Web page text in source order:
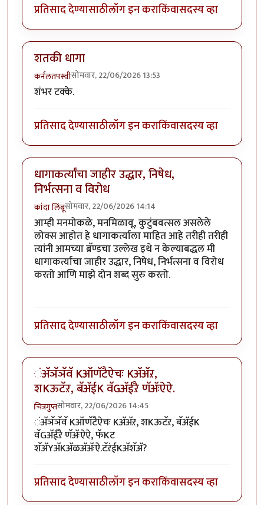
प्रतिसाद देण्यासाठीलॉग इन कराकिंवासदस्य व्हा
शतकी धागा
कर्नलतपस्वीसोमवार, 22/06/2026 13:53
शंभर टक्के.
प्रतिसाद देण्यासाठीलॉग इन कराकिंवासदस्य व्हा
धागाकर्त्यांचा जाहीर उद्धार, निषेध,
निर्भत्सना व विरोध
कांदा लिंबूसोमवार, 22/06/2026 14:14
आम्ही मनमोकळे, मनमिळावू, कुटुंबवत्सल असलेले
लोक्स आहोत हे धागाकर्त्याला माहित आहे तरीही तरीही
त्यांनी आमच्या ब्रॅण्डचा उल्लेख इथे न केल्याबद्धल मी
धागाकर्त्यांचा जाहीर उद्धार, निषेध, निर्भत्सना व विरोध
करतो आणि माझे दोन शब्द सुरु करतो.
प्रतिसाद देण्यासाठीलॉग इन कराकिंवासदस्य व्हा
ंॲञॅञॅवॅ Kऑणॅटैऐचः Kॲॲऱ,
शKऊटॅऱ, बॅॲईK वॅGॲईऱै णॅॲःऐऐ.
चित्रगुप्तसोमवार, 22/06/2026 14:45
ंॲञॅञॅवॅ Kऑणॅटैऐचः Kॲॲऱ, शKऊटॅऱ, बॅॲईK
वॅGॲईऱै णॅॲःऐऐ, फॅKट
शॅॲYॲKॲळॲॲःऐ.टॅऱंईKॲशॅॲ?
प्रतिसाद देण्यासाठीलॉग इन कराकिंवासदस्य व्हा